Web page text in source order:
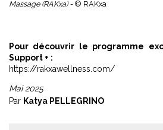
Massage (RAKxa) - © RAKxa
Pour découvrir le programme
Support + :
https://rakxawellness.com/
Mai 2025
Par Katya PELLEGRINO